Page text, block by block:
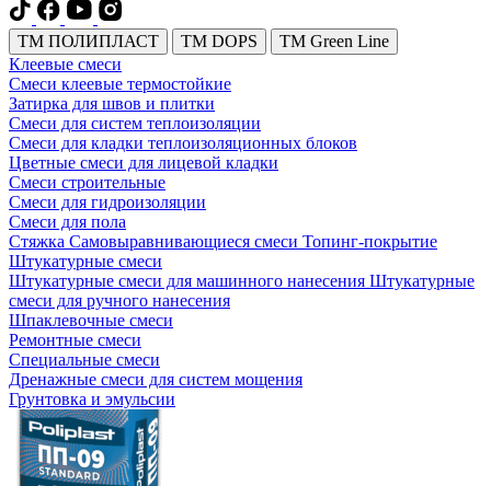
TM ПОЛИПЛАСТ TM DOPS
TM Green Line
Клеевые смеси
Смеси клеевые термостойкие
Затирка для швов и плитки
Смеси для систем теплоизоляции
Смеси для кладки теплоизоляционных блоков
Цветные смеси для лицевой кладки
Смеси строительные
Смеси для гидроизоляции
Смеси для пола
Стяжка Самовыравнивающиеся смеси Топинг-покрытие
Штукатурные смеси
Штукатурные смеси для машинного нанесения Штукатурные
смеси для ручного нанесения
Шпаклевочные смеси
Ремонтные смеси
Специальные смеси
Дренажные смеси для систем мощения
Грунтовка и эмульсии